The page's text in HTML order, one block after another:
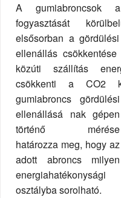
A gumiabroncsok
fogyasztását
elsősorban a
ellenállás
közúti szállítás
csökkenti a CO2
gumiabroncs gördülési
ellenállásá nak gépen
történő mérése
határozza meg, hogy az
adott abroncs milyen
energiahatékonysági
osztályba sorolható.